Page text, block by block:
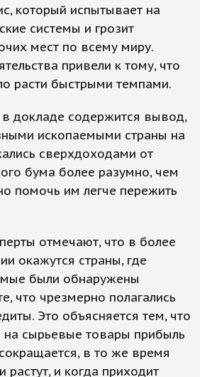
который испытывает на
системы и грозит
мест по всему миру.
привели к тому, что
расти быстрыми темпами.
в докладе содержится вывод,
ископаемыми страны на
сверхдоходами от
бума более разумно, чем
помочь им легче пережить
отмечают, что в более
окажутся страны, где
были обнаружены
что чрезмерно полагались
Это объясняется тем, что
сырьевые товары прибыль
в то же время
растут, и когда приходит